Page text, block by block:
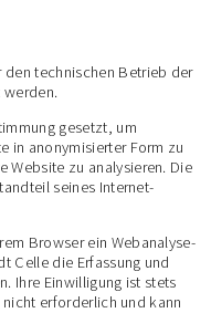
technischen Betrieb der
gesetzt, um
in anonymisierter Form zu
Website zu analysieren. Die
seines Internet-
Browser ein Webanalyse-
Celle die Erfassung und
Ihre Einwilligung ist stets
erforderlich und kann